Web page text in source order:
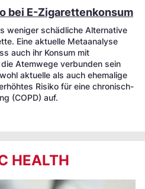
bei E-Zigarettenkonsum
weniger schädliche Alternative
Eine aktuelle Metaanalyse
auch ihr Konsum mit
Atemwege verbunden sein
aktuelle als auch ehemalige
Risiko für eine chronisch-
(COPD) auf.
HEALTH